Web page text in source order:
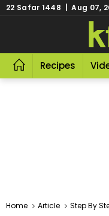
22 Safar 1448 | Aug 07,
Recipes
Home Article Step By